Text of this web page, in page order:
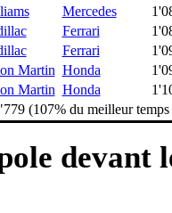
Mercedes
Ferrari
Ferrari
Martin Honda
Martin Honda
(107% du meilleur
devant